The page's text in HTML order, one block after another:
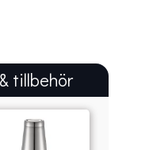
tillbehör